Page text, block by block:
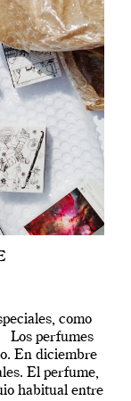
como
Los perfumes
En diciembre
El perfume,
habitual entre